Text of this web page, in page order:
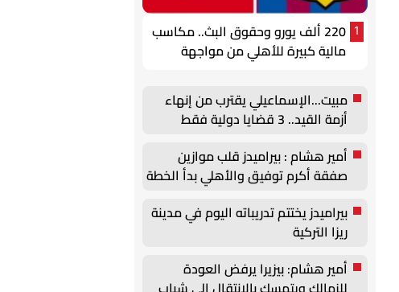
1
220 ألف يورو وحقوق البث.. مكاسب
مالية كبيرة للأهلي من مواجهة
برشلونة في كأس خوان جامبر
مبيت...الإسماعيلي يقترب من إنهاء
أزمة القيد.. 3 قضايا دولية فقط
أمير هشام : بيراميدز قلب موازين
صفقة أكرم توفيق والأهلي بدأ الخطة
بيراميدز يختتم تدريباته اليوم في مدينة
ريزا التركية
أمير هشام: بيزيرا يرفض العودة